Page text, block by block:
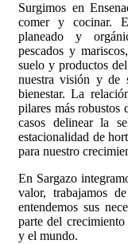
Surgimos en
comer y cocinar.
planeado y
pescados y
suelo y productos
nuestra visión y de
bienestar. La
pilares más robustos
casos delinear la
estacionalidad de
para nuestro
En Sargazo
valor, trabajamos
entendemos sus
parte del
y el mundo.